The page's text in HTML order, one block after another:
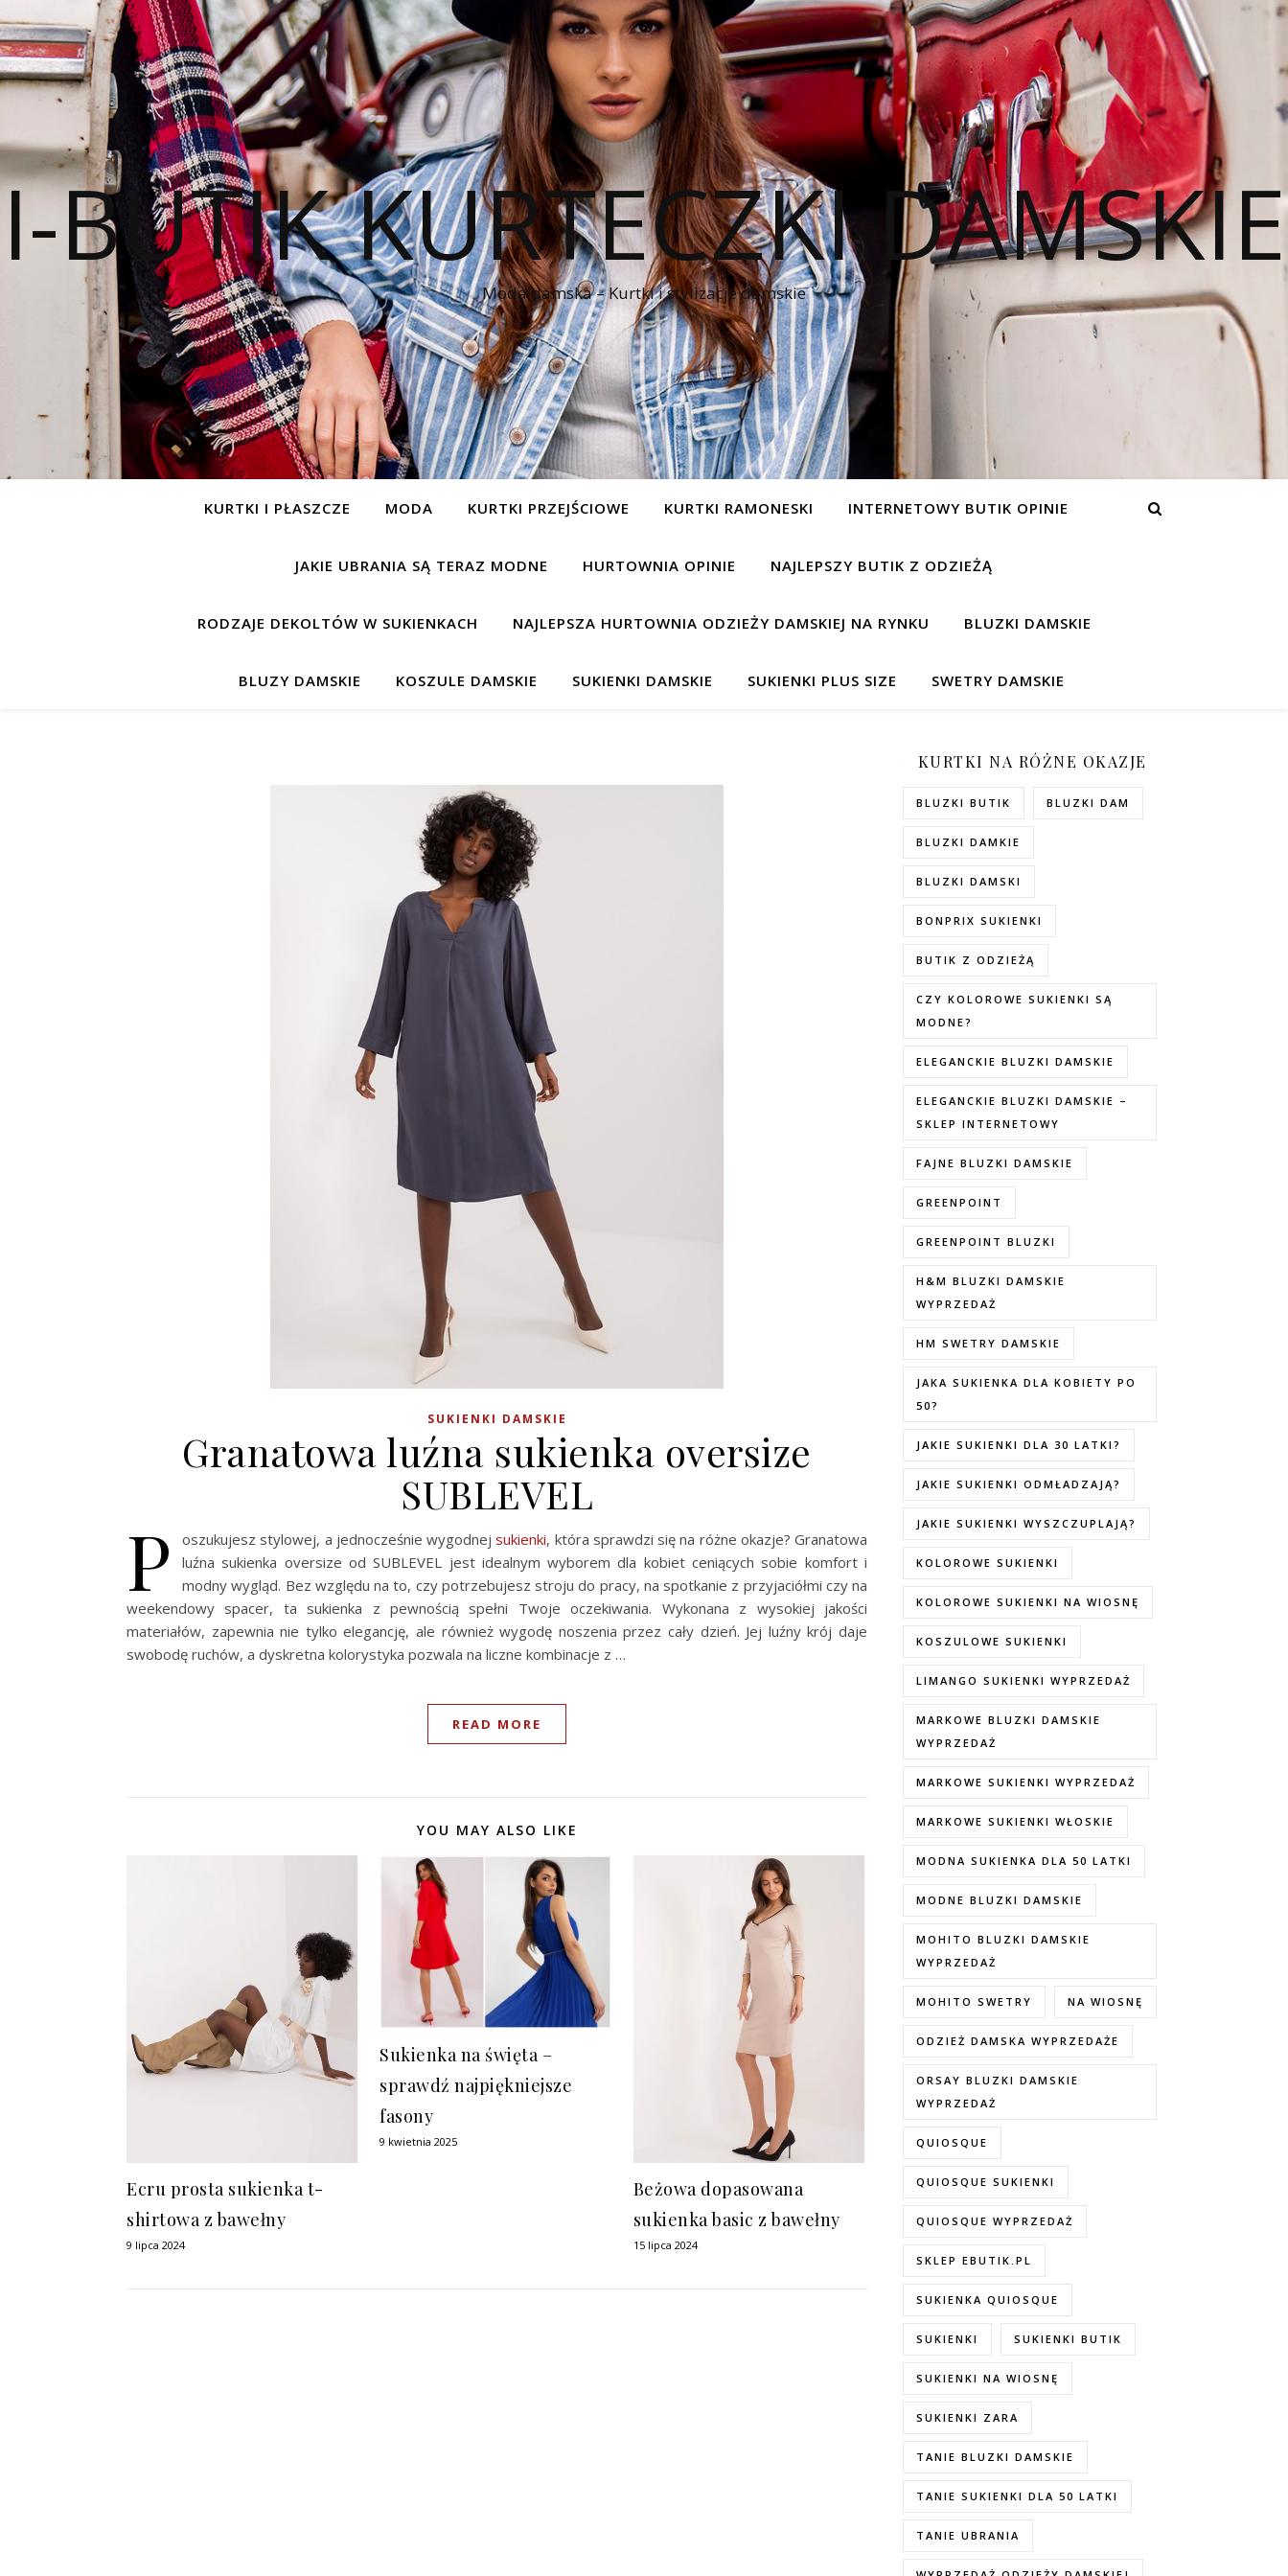
I-BUTIK KURTECZKI DAMSKIE
Moda damska – Kurtki i stylizacje damskie
KURTKI I PŁASZCZE MODA KURTKI PRZEJŚCIOWE KURTKI RAMONESKI INTERNETOWY BUTIK OPINIE
JAKIE UBRANIA SĄ TERAZ MODNE HURTOWNIA OPINIE NAJLEPSZY BUTIK Z ODZIEŻĄ
RODZAJE DEKOLTÓW W SUKIENKACH NAJLEPSZA HURTOWNIA ODZIEŻY DAMSKIEJ NA RYNKU BLUZKI DAMSKIE
BLUZY DAMSKIE KOSZULE DAMSKIE SUKIENKI DAMSKIE SUKIENKI PLUS SIZE SWETRY DAMSKIE
SUKIENKI DAMSKIE
Granatowa luźna sukienka oversize
SUBLEVEL
P oszukujesz stylowej, a jednocześnie wygodnejsukienki, która sprawdzi się na różne okazje? Granatowa
luźna sukienka oversize od SUBLEVEL jest idealnym wyborem dla kobiet ceniących sobie komfort i
modny wygląd. Bez względu na to, czy potrzebujesz stroju do pracy, na spotkanie z przyjaciółmi czy na
weekendowy spacer, ta sukienka z pewnością spełni Twoje oczekiwania. Wykonana z wysokiej jakości
materiałów, zapewnia nie tylko elegancję, ale również wygodę noszenia przez cały dzień. Jej luźny krój daje
swobodę ruchów, a dyskretna kolorystyka pozwala na liczne kombinacje z …
READ MORE
YOU MAY ALSO LIKE
Ecru prosta sukienka t-
shirtowa z bawełny
9 lipca 2024
Sukienka na święta –
sprawdź najpiękniejsze
fasony
9 kwietnia 2025
Beżowa dopasowana
sukienka basic z bawełny
15 lipca 2024
KURTKI NA RÓŻNE OKAZJE
BLUZKI BUTIK BLUZKI DAM
BLUZKI DAMKIE
BLUZKI DAMSKI
BONPRIX SUKIENKI
BUTIK Z ODZIEŻĄ
CZY KOLOROWE SUKIENKI SĄ
MODNE?
ELEGANCKIE BLUZKI DAMSKIE
ELEGANCKIE BLUZKI DAMSKIE –
SKLEP INTERNETOWY
FAJNE BLUZKI DAMSKIE
GREENPOINT
GREENPOINT BLUZKI
H&M BLUZKI DAMSKIE
WYPRZEDAŻ
HM SWETRY DAMSKIE
JAKA SUKIENKA DLA KOBIETY PO
50?
JAKIE SUKIENKI DLA 30 LATKI?
JAKIE SUKIENKI ODMŁADZAJĄ?
JAKIE SUKIENKI WYSZCZUPLAJĄ?
KOLOROWE SUKIENKI
KOLOROWE SUKIENKI NA WIOSNĘ
KOSZULOWE SUKIENKI
LIMANGO SUKIENKI WYPRZEDAŻ
MARKOWE BLUZKI DAMSKIE
WYPRZEDAŻ
MARKOWE SUKIENKI WYPRZEDAŻ
MARKOWE SUKIENKI WŁOSKIE
MODNA SUKIENKA DLA 50 LATKI
MODNE BLUZKI DAMSKIE
MOHITO BLUZKI DAMSKIE
WYPRZEDAŻ
MOHITO SWETRY NA WIOSNĘ
ODZIEŻ DAMSKA WYPRZEDAŻE
ORSAY BLUZKI DAMSKIE
WYPRZEDAŻ
QUIOSQUE
QUIOSQUE SUKIENKI
QUIOSQUE WYPRZEDAŻ
SKLEP EBUTIK.PL
SUKIENKA QUIOSQUE
SUKIENKI SUKIENKI BUTIK
SUKIENKI NA WIOSNĘ
SUKIENKI ZARA
TANIE BLUZKI DAMSKIE
TANIE SUKIENKI DLA 50 LATKI
TANIE UBRANIA